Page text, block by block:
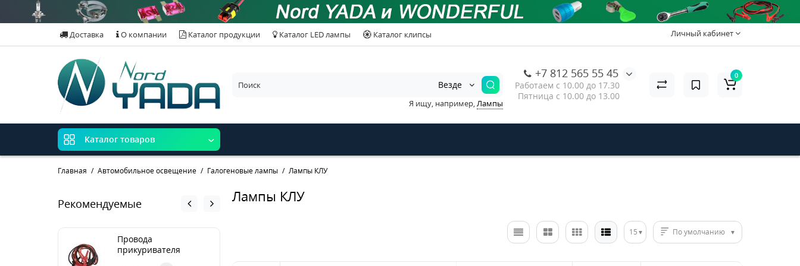
Доставка О компании Каталог продукции Каталог LED лампы Каталог клипсы Личный кабинет
+7 812 565 55 45
Работаем с 10.00 до 17.30
Пятница с 10.00 до 13.00
Везде
Я ищу, например,Лампы
0
Каталог товаров
Главная Автомобильное освещение Галогеновые лампы Лампы КЛУ
Рекомендуемые
Провода
прикуривателя
Развет.прикур.2USB
Лампы КЛУ
15 По умолчанию